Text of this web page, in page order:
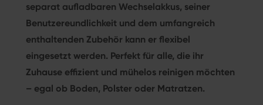
separat aufladbaren Wechselakkus, seiner
Benutzereundlichkeit und dem umfangreich
enthaltenden Zubehör kann er flexibel
eingesetzt werden. Perfekt für alle, die ihr
Zuhause effizient und mühelos reinigen möchten
– egal ob Boden, Polster oder Matratzen.